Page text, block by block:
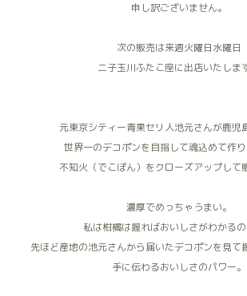
申し訳ございません。
次の販売は来週火曜日水曜日
二子玉川ふたこ座に出店いたしま
元東京シティー青果セリ人池元さんが鹿児
世界一のデコポンを目指して魂込めて作
不知火（でこぽん）をクローズアップして
濃厚でめっちゃうまい。
私は柑橘は握ればおいしさがわかる
先ほど産地の池元さんから届いたデコポンを見て
手に伝わるおいしさのパワー。